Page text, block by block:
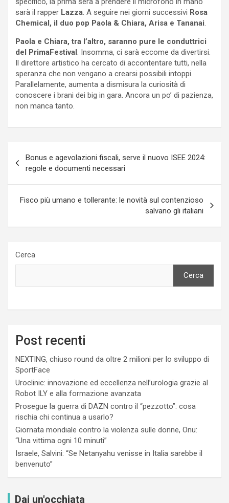
sarà il rapper Lazza. A seguire nei giorni successivi Rosa
Chemical, il duo pop Paola & Chiara, Arisa e Tananai.
Paola e Chiara, tra l’altro, saranno pure le conduttrici
del PrimaFestival. Insomma, ci sarà eccome da divertirsi.
Il direttore artistico ha cercato di accontentare tutti, nella
speranza che non vengano a crearsi possibili intoppi.
Parallelamente, aumenta a dismisura la curiosità di
conoscere i brani dei big in gara. Ancora un po’ di pazienza,
non manca tanto.
articoli
Bonus e agevolazioni fiscali, serve il nuovo ISEE 2024:
regole e documenti necessari
Fisco più umano e tollerante: le novità sul contenzioso
salvano gli italiani
Cerca
Cerca
Post recenti
NEXTING, chiuso round da oltre 2 milioni per lo sviluppo di
SportFace
Uroclinic: innovazione ed eccellenza nell’urologia grazie al
Robot ILY e alla formazione avanzata
Prosegue la guerra di DAZN contro il “pezzotto”: cosa
rischia chi continua a usarlo?
Giornata mondiale contro la violenza sulle donne, Onu:
“Una vittima ogni 10 minuti”
Israele, Salvini: “Se Netanyahu venisse in Italia sarebbe il
benvenuto”
Dai un'occhiata